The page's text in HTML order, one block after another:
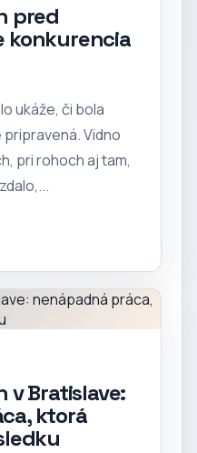
pred
konkurencia
ukáže, či bola
Vidno
pri rohoch aj tam,
v Bratislave:
ktorá